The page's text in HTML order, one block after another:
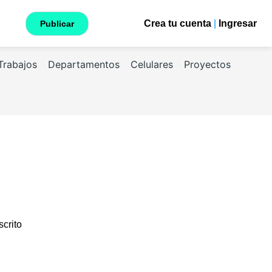
Publicar Crea tu cuenta| Ingresar
Departamentos Celulares Proyectos